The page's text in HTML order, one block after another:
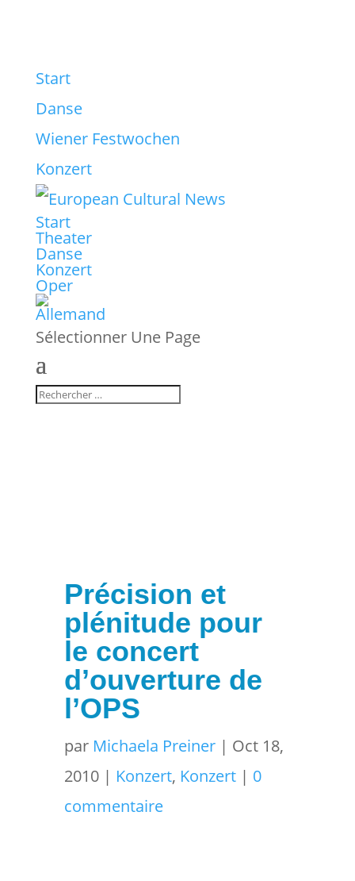
Start
Danse
Wiener Festwochen
Konzert
Start
Theater
Danse
Konzert
Oper
Sélectionner Une Page
Précision et
plénitude pour
le concert
d’ouverture de
l’OPS
par Michaela Preiner| Oct 18,
2010| Konzert, Konzert| 0
commentaire